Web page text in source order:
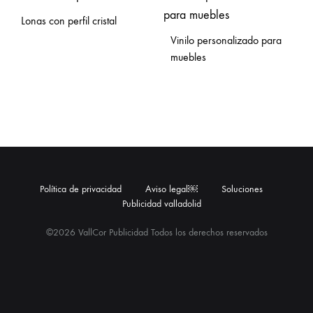
Lonas con perfil cristal
Vinilo personalizado para
muebles
©2026 VallCor Publicidad Todos los derechos reservados
Política de privacidad Aviso legal￼
Soluciones
Publicidad valladolid